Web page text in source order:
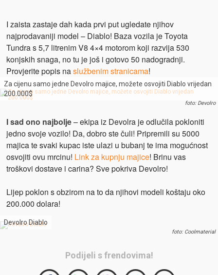
I zaista zastaje dah kada prvi put ugledate njihov
najprodavaniji model – Diablo! Baza vozila je Toyota
Tundra s 5,7 litrenim V8 4×4 motorom koji razvija 530
konjskih snaga, no tu je još i gotovo 50 nadogradnji.
Provjerite popis naslužbenim stranicama!
Za cijenu samo jedne Devolro majice, možete osvojiti Diablo vrijedan
200.000$
foto: Devolro
I sad ono najbolje– ekipa iz Devolra je odlučila pokloniti
jedno svoje vozilo! Da, dobro ste čuli! Pripremili su 5000
majica te svaki kupac iste ulazi u bubanj te ima mogućnost
osvojiti ovu mrcinu! Link za kupnju majice! Brinu vas
troškovi dostave i carina? Sve pokriva Devolro!
Lijep poklon s obzirom na to da njihovi modeli koštaju oko
200.000 dolara!
Devolro Diablo
foto: Coolmaterial
Podijeli s frendovima!